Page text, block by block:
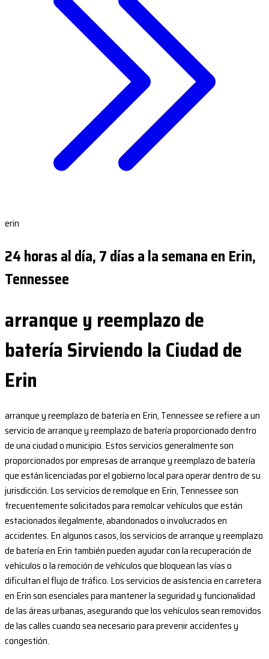
erin
24 horas al día, 7 días a la semana en Erin,
Tennessee
arranque y reemplazo de
batería Sirviendo la Ciudad de
Erin
arranque y reemplazo de batería en Erin, Tennessee se refiere a un
servicio de arranque y reemplazo de batería proporcionado dentro
de una ciudad o municipio. Estos servicios generalmente son
proporcionados por empresas de arranque y reemplazo de batería
que están licenciadas por el gobierno local para operar dentro de su
jurisdicción. Los servicios de remolque en Erin, Tennessee son
frecuentemente solicitados para remolcar vehículos que están
estacionados ilegalmente, abandonados o involucrados en
accidentes. En algunos casos, los servicios de arranque y reemplazo
de batería en Erin también pueden ayudar con la recuperación de
vehículos o la remoción de vehículos que bloquean las vías o
dificultan el flujo de tráfico. Los servicios de asistencia en carretera
en Erin son esenciales para mantener la seguridad y funcionalidad
de las áreas urbanas, asegurando que los vehículos sean removidos
de las calles cuando sea necesario para prevenir accidentes y
congestión.